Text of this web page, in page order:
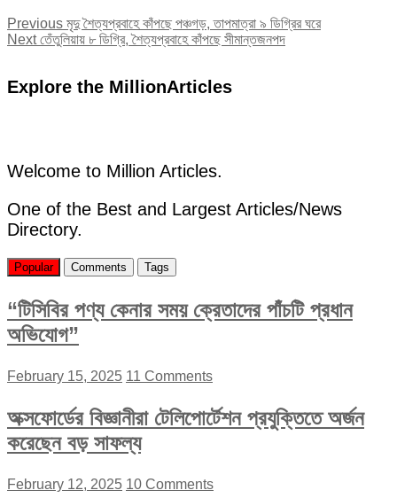
Post
navigation
Previous Previous
post:
মৃদু শৈত্যপ্রবাহে কাঁপছে পঞ্চগড়, তাপমাত্রা ৯ ডিগ্রির ঘরে
Next Next
তেঁতুলিয়ায় ৮ ডিগ্রি, শৈত্যপ্রবাহে কাঁপছে সীমান্তজনপদ
Explore the MillionArticles
Welcome to Million Articles.
One of the Best and Largest Articles/News
Directory.
Popular Comments Tags
“টিসিবির পণ্য কেনার সময় ক্রেতাদের পাঁচটি প্রধান
অভিযোগ”
February 15, 2025 11 Comments
অক্সফোর্ডের বিজ্ঞানীরা টেলিপোর্টেশন প্রযুক্তিতে অর্জন
করেছেন বড় সাফল্য
February 12, 2025 10 Comments